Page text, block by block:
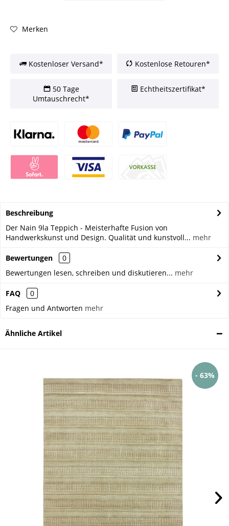
Merken
Kostenloser Versand* Kostenlose Retouren*
50 Tage
Umtauschrecht*
Echtheitszertifikat*
Beschreibung
Der Nain 9la Teppich - Meisterhafte Fusion von
Handwerkskunst und Design. Qualität und kunstvoll... mehr
Bewertungen
0
Bewertungen lesen, schreiben und diskutieren... mehr
FAQ
0
Fragen und Antworten mehr
Ähnliche Artikel
- 63%